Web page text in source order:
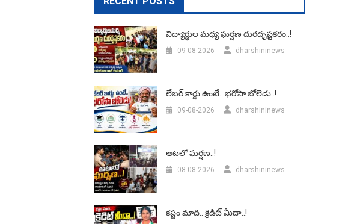
విద్యార్థుల మధ్య ఘర్షణ దురదృష్టకరం..!
09-08-2026 dharshininews
లేబర్‌ కార్డు ఉంటే.. భరోసా బోలెడు..!
09-08-2026 dharshininews
ఆటలో ఘర్షణ..!
08-08-2026 dharshininews
కష్టం మాది.. క్రెడిట్ మీదా..!